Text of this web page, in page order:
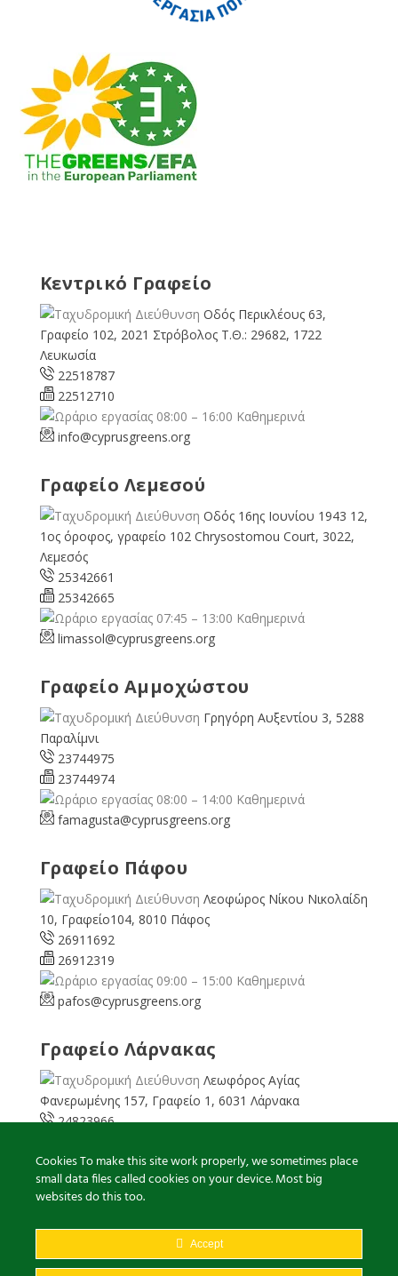
Κεντρικό Γραφείο
Οδός Περικλέους 63,
Γραφείο 102, 2021 Στρόβολος Τ.Θ.: 29682, 1722
Λευκωσία
22518787
22512710
08:00 – 16:00 Καθημερινά
info@cyprusgreens.org
Γραφείο Λεμεσού
Οδός 16ης Ιουνίου 1943 12,
1ος όροφος, γραφείο 102 Chrysostomou Court, 3022,
Λεμεσός
25342661
25342665
07:45 – 13:00 Καθημερινά
limassol@cyprusgreens.org
Γραφείο Αμμοχώστου
Γρηγόρη Αυξεντίου 3, 5288
Παραλίμνι
23744975
23744974
08:00 – 14:00 Καθημερινά
famagusta@cyprusgreens.org
Γραφείο Πάφου
Λεοφώρος Νίκου Νικολαίδη
10, Γραφείο104, 8010 Πάφος
26911692
26912319
09:00 – 15:00 Καθημερινά
pafos@cyprusgreens.org
Γραφείο Λάρνακας
Λεωφόρος Αγίας
Φανερωμένης 157, Γραφείο 1, 6031 Λάρνακα
24823966
08:00 – 16:00 Καθημερινά
larnaka@cyprusgreens.org
2026© Ολα τα δικαιώματα διατηρούνται
Cookies To make this site work properly, we sometimes place
small data files called cookies on your device. Most big
websites do this too.
Accept